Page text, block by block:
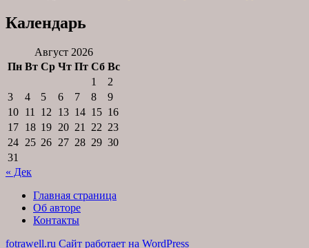
Календарь
Август 2026
Пн Вт Ср Чт Пт Сб Вс
1
2
3
4 5 6 7 8
9
10 11 12 13 14 15 16
17 18 19 20 21 22 23
24 25 26 27 28 29 30
31
« Дек
Главная страница
Об авторе
Контакты
fotrawell.ru Сайт работает на WordPress